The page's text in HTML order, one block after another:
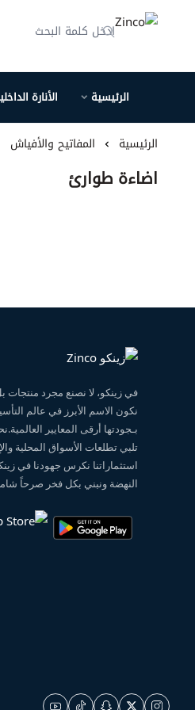
الرئيسية الأنارة
الرئيسية المفاتيح والأفياش
اضاءة طوارئ
في زينكو، لا نصنع مجرد
نكون الاسم الأبرز في عالم
بـجودتها أرقى المعايير
تلبي تطلعات الأسواق المحلية
استثماراتنا نكرس جهودنا في
النهضة ونبني بكل فخر صرحاً